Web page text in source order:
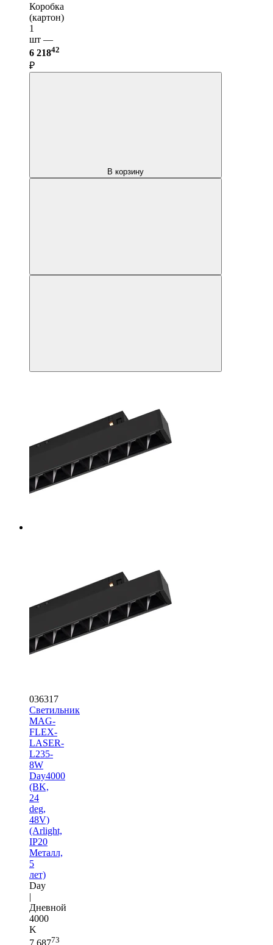
Коробка
(картон)
1
шт —
6 21842
₽
В корзину
036317
Светильник
MAG-
FLEX-
LASER-
L235-
8W
Day4000
(BK,
24
deg,
48V)
(Arlight,
IP20
Металл,
5
лет)
Day
|
Дневной
4000
K
73